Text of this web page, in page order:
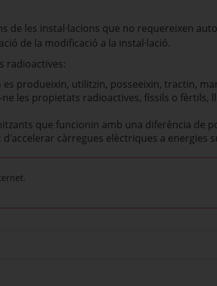
de les instal·lacions que no requereixen
de la modificació a la instal·lació.
radioactives:
es produeixin, utilitzin, posseeixin, tractin,
les propietats radioactives, físsils o fèrtils,
que funcionin amb una diferència de
càrregues elèctriques a energies